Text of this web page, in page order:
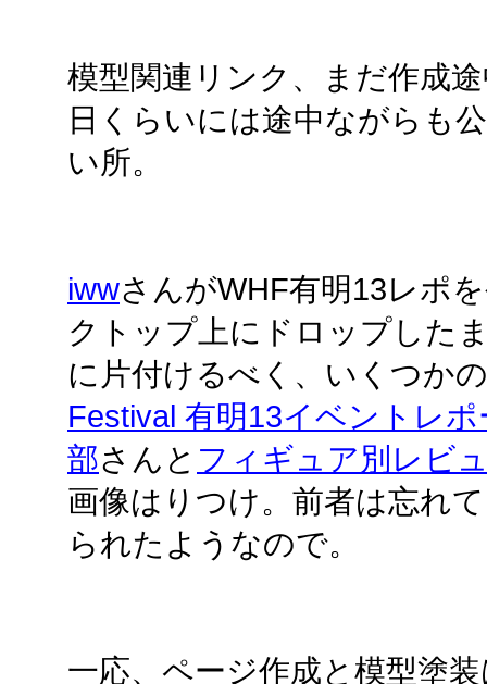
模型関連リンク、まだ作成
日くらいには途中ながらも
い所。
iwwさんがWHF有明13レポ
クトップ上にドロップした
に片付けるべく、いくつか
Festival 有明13イベントレ
部さんと フィギュア別レビ
画像はりつけ。前者は忘れ
られたようなので。
一応、ページ作成と模型塗